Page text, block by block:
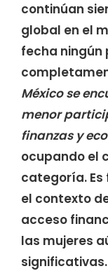
continúan
global en el
fecha ningún
México se
menor
finanzas y
ocupando el
categoría.
el contexto
acceso
las mujeres
significativas.